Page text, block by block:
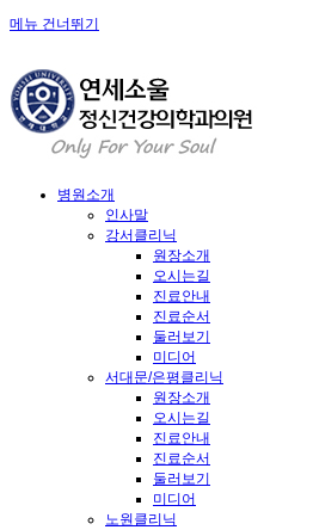
메뉴 건너뛰기
병원소개
인사말
강서클리닉
원장소개
오시는길
진료안내
진료순서
둘러보기
미디어
서대문/은평클리닉
원장소개
오시는길
진료안내
진료순서
둘러보기
미디어
노원클리닉